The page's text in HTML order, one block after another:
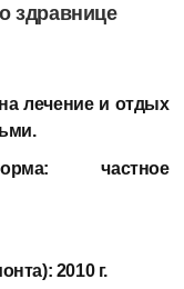
здравнице
лечение и отдых
форма:частное
2010 г.